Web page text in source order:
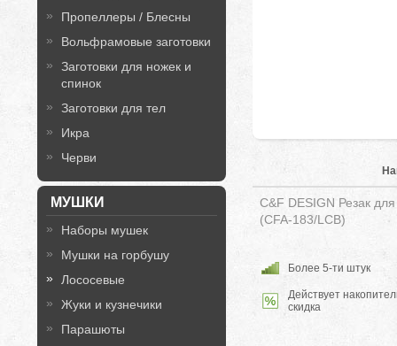
Пропеллеры / Блесны
Вольфрамовые заготовки
Заготовки для ножек и
спинок
Заготовки для тел
Икра
Черви
МУШКИ
Наборы мушек
Мушки на горбушу
Лососевые
Жуки и кузнечики
Парашюты
C&F DESIGN Резак
(CFA-183/LCB)
Более 5-ти штук
Действует
скидка